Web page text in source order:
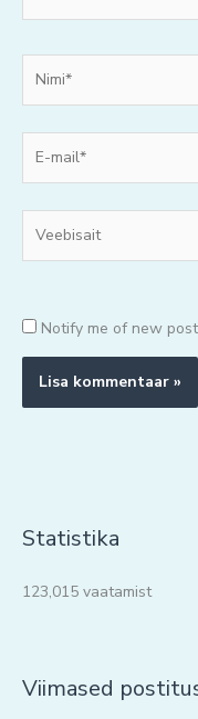
mail*
Notify me of new
Statistika
123,015 vaatamist
Viimased